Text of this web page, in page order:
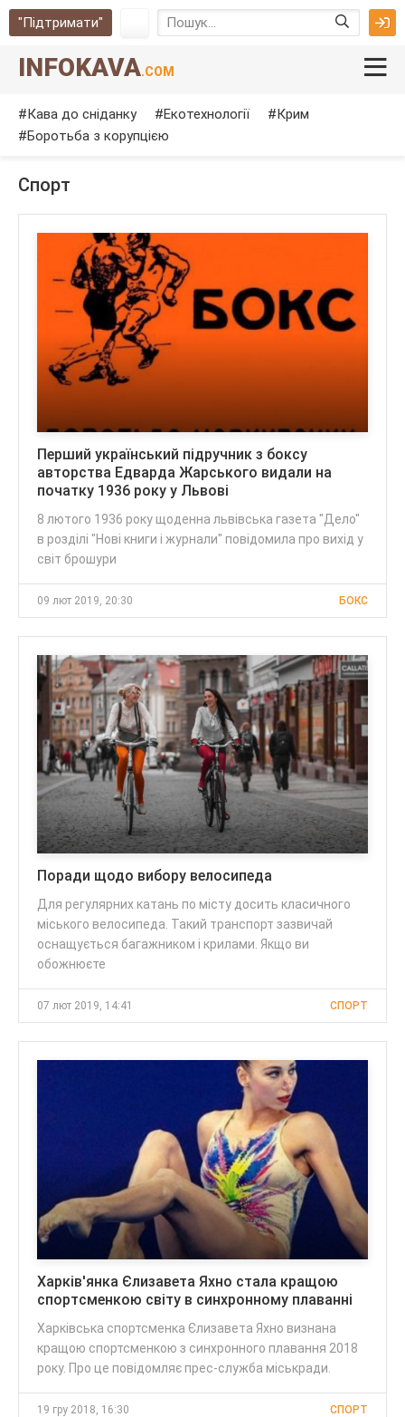
"Підтримати"
INFOKAVA.COM
Кава до сніданку Екотехнології
Крим
Боротьба з корупцією
Спорт
Перший український підручник з боксу
авторства Едварда Жарського видали на
початку 1936 року у Львові
8 лютого 1936 року щоденна львівська газета "Дело"
в розділі "Нові книги і журнали" повідомила про вихід у
світ брошури
09 лют 2019, 20:30 БОКС
Поради щодо вибору велосипеда
Для регулярних катань по місту досить класичного
міського велосипеда. Такий транспорт зазвичай
оснащується багажником і крилами. Якщо ви
обожнюєте
07 лют 2019, 14:41 СПОРТ
Харків'янка Єлизавета Яхно стала кращою
спортсменкою світу в синхронному плаванні
Харківська спортсменка Єлизавета Яхно визнана
кращою спортсменкою з синхронного плавання 2018
року. Про це повідомляє прес-служба міськради.
19 гру 2018, 16:30 СПОРТ